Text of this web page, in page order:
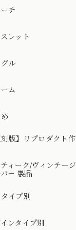
チ
レット
ル
ム
刻版】リプロダクト作
ィーク/ヴィンテージ
ー 製品
タイプ別
ンタイプ別